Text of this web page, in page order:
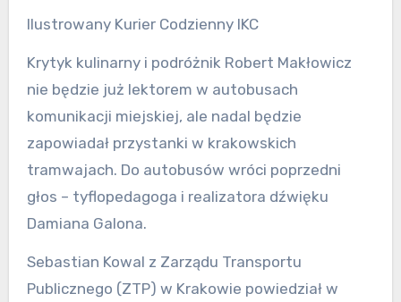
Ilustrowany Kurier Codzienny IKC
Krytyk kulinarny i podróżnik Robert Makłowicz
nie będzie już lektorem w autobusach
komunikacji miejskiej, ale nadal będzie
zapowiadał przystanki w krakowskich
tramwajach. Do autobusów wróci poprzedni
głos – tyflopedagoga i realizatora dźwięku
Damiana Galona.
Sebastian Kowal z Zarządu Transportu
Publicznego (ZTP) w Krakowie powiedział w